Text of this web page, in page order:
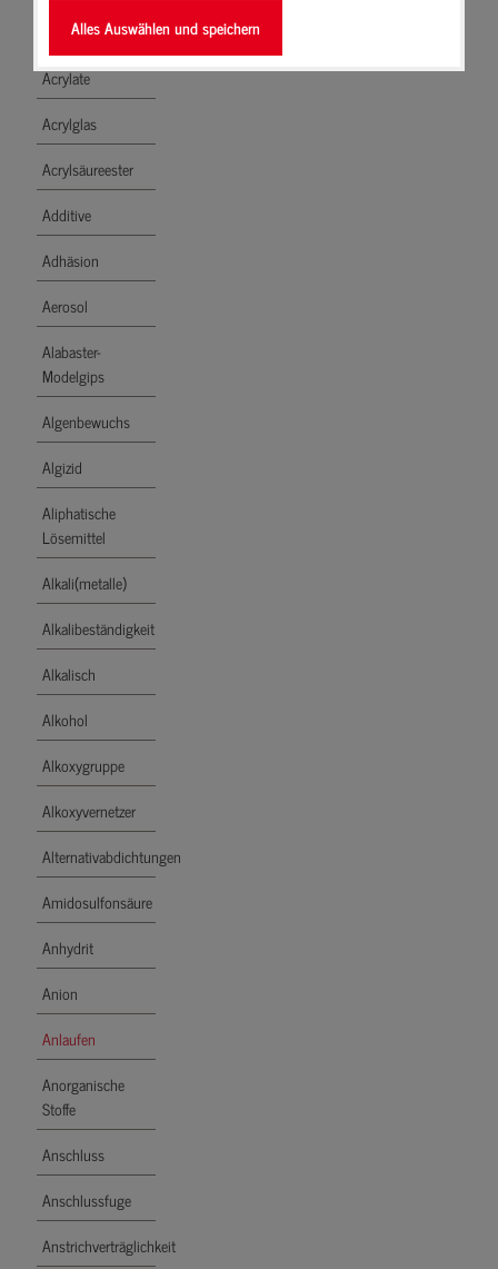
Alles Auswählen und speichern
Acrylat-Copolymer
Acrylate
Acrylglas
Acrylsäureester
Additive
Adhäsion
Aerosol
Alabaster-
Modelgips
Algenbewuchs
Algizid
Aliphatische
Lösemittel
Alkali(metalle)
Alkalibeständigkeit
Alkalisch
Alkohol
Alkoxygruppe
Alkoxyvernetzer
Alternativabdichtungen
Amidosulfonsäure
Anhydrit
Anion
Anlaufen
Anorganische
Stoffe
Anschluss
Anschlussfuge
Anstrichverträglichkeit